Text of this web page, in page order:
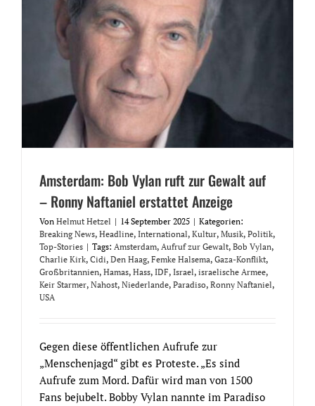
Amsterdam: Bob Vylan ruft zur Gewalt auf
– Ronny Naftaniel erstattet Anzeige
Von Helmut Hetzel | 14 September 2025 | Kategorien:
Breaking News, Headline, International, Kultur, Musik, Politik,
Top-Stories | Tags: Amsterdam, Aufruf zur Gewalt, Bob Vylan,
Charlie Kirk, Cidi, Den Haag, Femke Halsema, Gaza-Konflikt,
Großbritannien, Hamas, Hass, IDF, Israel, israelische Armee,
Keir Starmer, Nahost, Niederlande, Paradiso, Ronny Naftaniel,
USA
Gegen diese öffentlichen Aufrufe zur
„Menschenjagd“ gibt es Proteste. „Es sind
Aufrufe zum Mord. Dafür wird man von 1500
Fans bejubelt. Bobby Vylan nannte im Paradiso